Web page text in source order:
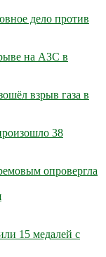
дело против
на АЗС в
взрыв газа в
38
опровергла
15 медалей с